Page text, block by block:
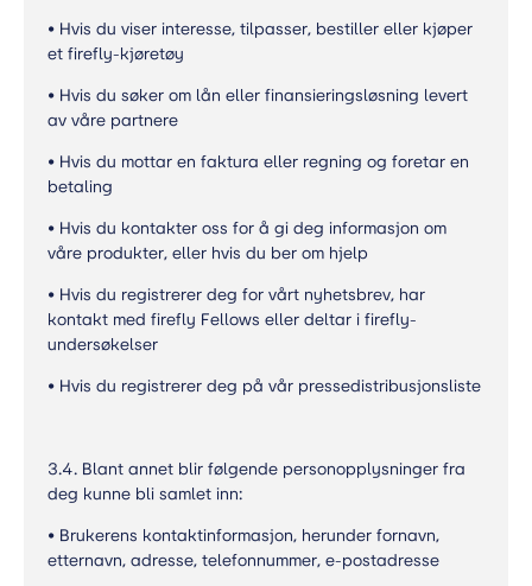
• Hvis du viser interesse, tilpasser, bestiller eller kjøper
et firefly-kjøretøy
• Hvis du søker om lån eller finansieringsløsning levert
av våre partnere
• Hvis du mottar en faktura eller regning og foretar en
betaling
• Hvis du kontakter oss for å gi deg informasjon om
våre produkter, eller hvis du ber om hjelp
• Hvis du registrerer deg for vårt nyhetsbrev, har
kontakt med firefly Fellows eller deltar i firefly-
undersøkelser
• Hvis du registrerer deg på vår pressedistribusjonsliste
3.4. Blant annet blir følgende personopplysninger fra
deg kunne bli samlet inn:
• Brukerens kontaktinformasjon, herunder fornavn,
etternavn, adresse, telefonnummer, e-postadresse